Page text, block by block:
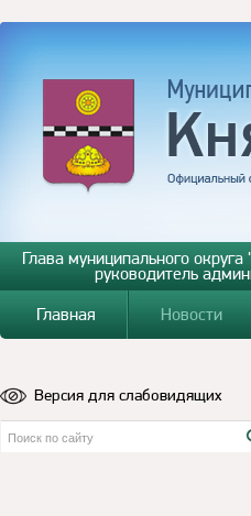
Глава муниципального
руководитель
Главная
Новости
Версия для слабовидящих